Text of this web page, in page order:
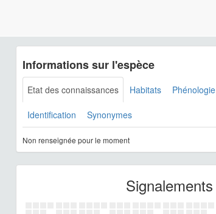
Informations sur l'espèce
Etat des connaissances Habitats Phénologie
Identification Synonymes
Non renseignée pour le moment
Signalements